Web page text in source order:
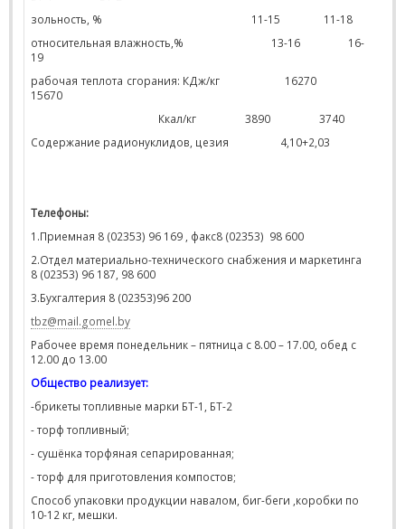
зольность, %
11-15
11-18
относительная влажность,%
13-16
16-
19
рабочая теплота сгорания: КДж/кг
16270
15670
Ккал/кг
3890
3740
Содержание радионуклидов, цезия
4,10+2,03
Телефоны:
1.Приемная 8 (02353) 96 169 , факс8 (02353) 98 600
2.Отдел материально-технического снабжения и маркетинга
8 (02353) 96 187, 98 600
3.Бухгалтерия 8 (02353)96 200
tbz@mail.gomel.by
Рабочее время понедельник – пятница с 8.00 – 17.00, обед с
12.00 до 13.00
Общество реализует:
-брикеты топливные марки БТ-1, БТ-2
- торф топливный;
- сушёнка торфяная сепарированная;
- торф для приготовления компостов;
Способ упаковки продукции навалом, биг-беги ,коробки по
10-12 кг, мешки.